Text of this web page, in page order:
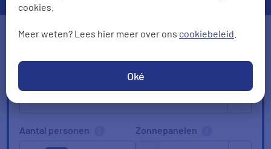
cookies.
Meer weten? Lees hier meer over ons cookiebeleid
Oké
Postcode
Aantal personen Zonnepanelen